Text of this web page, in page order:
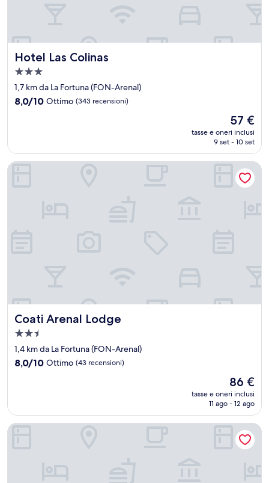
Hotel Las Colinas
Hotel Las Colinas
Struttura
a
3.0
stelle
1,7 km da La Fortuna (FON-Arenal)
8.0
recensioni)
8,0/10 Ottimo (343 recensioni)
Il
prezzo
attuale
57 €
57 €
tasse e oneri inclusi
9 set - 10 set
Coati Arenal Lodge
Coati Arenal Lodge
Struttura
a
2.5
1,4 km da La Fortuna (FON-Arenal)
8.0
recensioni)
8,0/10 Ottimo (43 recensioni)
Il
prezzo
attuale
86 €
86 €
tasse e oneri inclusi
11 ago - 12 ago
Coati Arenal Lodge
Casa Emunah